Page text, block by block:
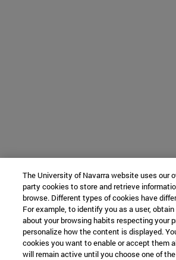
The University of Navarra website uses our
party cookies to store and retrieve
browse. Different types of cookies have
For example, to identify you as a user,
about your browsing habits respecting your
personalize how the content is displayed.
cookies you want to enable or accept them
will remain active until you choose one of